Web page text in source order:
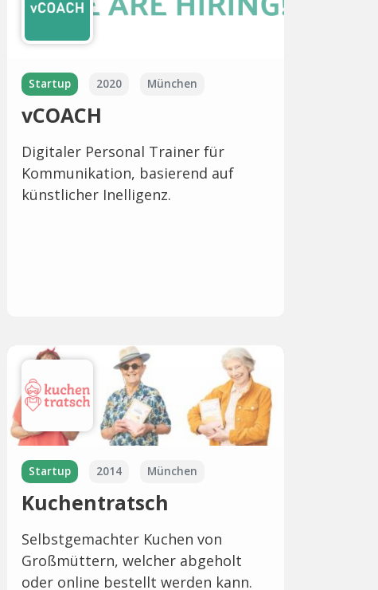
Startup 2020 München
vCOACH
Digitaler Personal Trainer für
Kommunikation, basierend auf
künstlicher Inelligenz.
Startup 2014 München
Kuchentratsch
Selbstgemachter Kuchen von
Großmüttern, welcher abgeholt
oder online bestellt werden kann.